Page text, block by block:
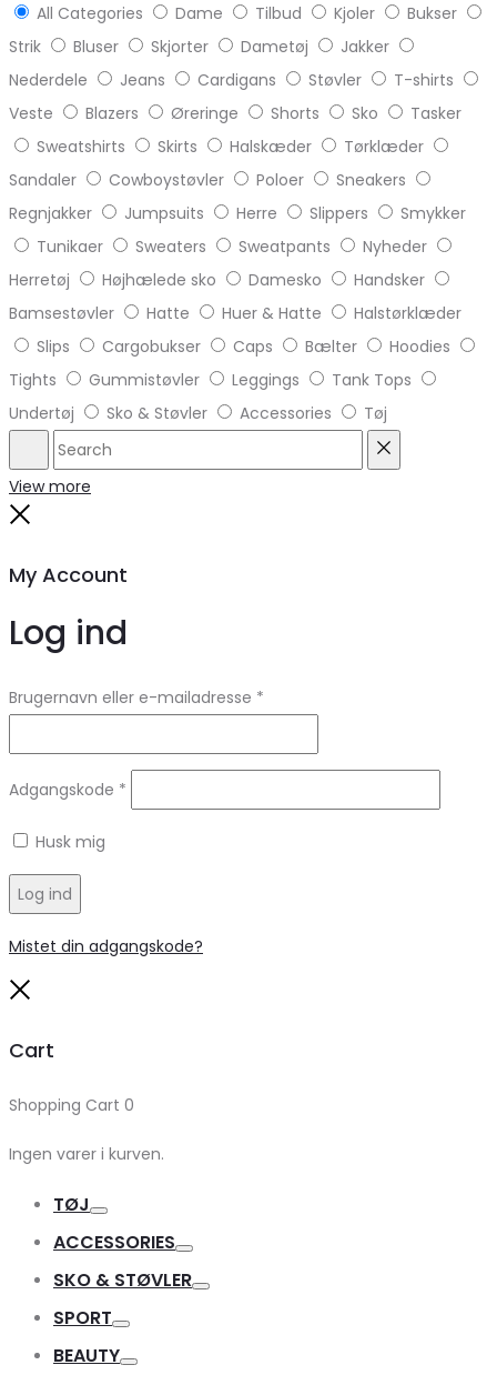
All Categories Dame Tilbud Kjoler
Bukser
Strik
Bluser Skjorter Dametøj
Jakker
Nederdele
Jeans Cardigans Støvler
T-shirts
Veste
Blazers Øreringe Shorts Sko
Tasker
Sweatshirts
Skirts Halskæder
Tørklæder
Sandaler
Cowboystøvler Poloer
Sneakers
Regnjakker
Jumpsuits Herre Slippers
Smykker
Tunikaer
Sweaters Sweatpants
Nyheder
Herretøj
Højhælede sko Damesko
Handsker
Bamsestøvler
Hatte Huer & Hatte
Halstørklæder
Slips
Cargobukser Caps Bælter
Hoodies
Tights
Gummistøvler Leggings
Tank Tops
Undertøj
Sko & Støvler Accessories Tøj
Search
View more
My Account
Log ind
Brugernavn eller e-mailadresse *
Adgangskode *
Husk mig
Log ind
Mistet din adgangskode?
Cart
Shopping Cart 0
Ingen varer i kurven.
TØJ
ACCESSORIES
SKO & STØVLER
SPORT
BEAUTY